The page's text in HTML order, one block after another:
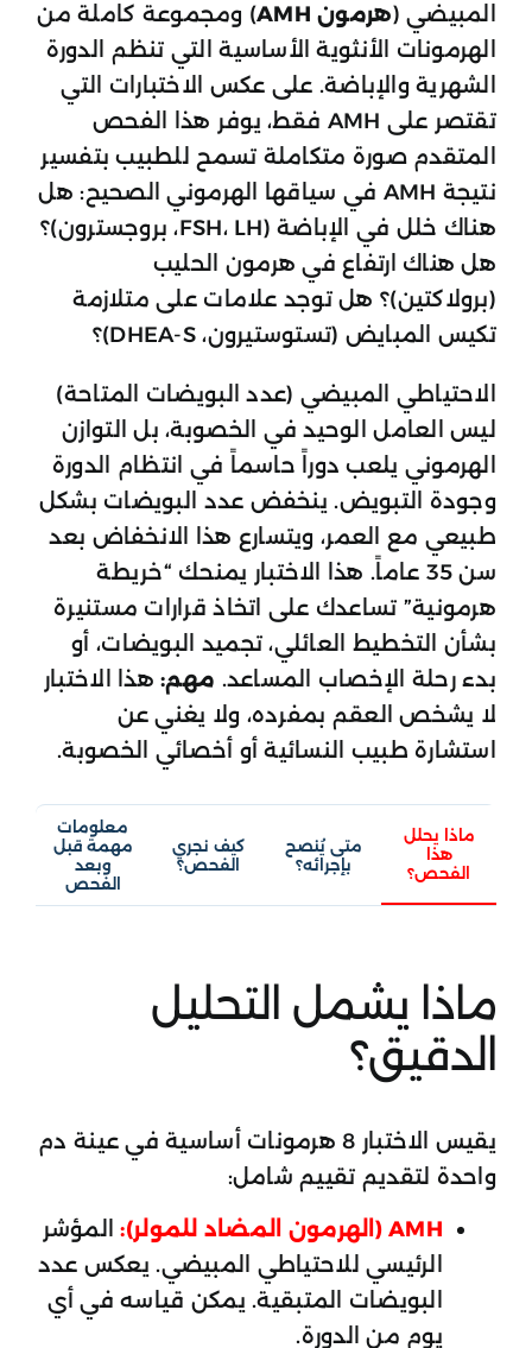
المبيضي (هرمون AMH
) ومجموعة كاملة من
الهرمونات الأنثوية الأساسية التي تنظم الدورة
الشهرية والإباضة. على عكس الاختبارات التي
تقتصر على AMH فقط، يوفر هذا الفحص
المتقدم صورة متكاملة تسمح للطبيب بتفسير
نتيجة AMH في سياقها الهرموني الصحيح: هل
هناك خلل في الإباضة (FSH، LH، بروجسترون)؟
هل هناك ارتفاع في هرمون الحليب
(برولاكتين)؟ هل توجد علامات على متلازمة
تكيس المبايض (تستوستيرون، DHEA-S)؟
الاحتياطي المبيضي (عدد البويضات المتاحة)
ليس العامل الوحيد في الخصوبة، بل التوازن
الهرموني يلعب دوراً حاسماً في انتظام الدورة
وجودة التبويض. ينخفض عدد البويضات بشكل
طبيعي مع العمر، ويتسارع هذا الانخفاض بعد
سن 35 عاماً. هذا الاختبار يمنحك “خريطة
هرمونية” تساعدك على اتخاذ قرارات مستنيرة
بشأن التخطيط العائلي، تجميد البويضات، أو
بدء رحلة الإخصاب المساعد. مهم:هذا الاختبار
لا يشخص العقم بمفرده، ولا يغني عن
استشارة طبيب النسائية أو أخصائي الخصوبة.
ماذا يحلل
هذا
الفحص؟
متى يُنصح
بإجرائه؟
كيف نجري
الفحص؟
معلومات
مهمة قبل
وبعد
الفحص
ماذا يشمل التحليل
الدقيق؟
يقيس الاختبار 8 هرمونات أساسية في عينة دم
واحدة لتقديم تقييم شامل:
AMH (الهرمون المضاد للمولر):
المؤشر
الرئيسي للاحتياطي المبيضي. يعكس عدد
البويضات المتبقية. يمكن قياسه في أي
يوم من الدورة.